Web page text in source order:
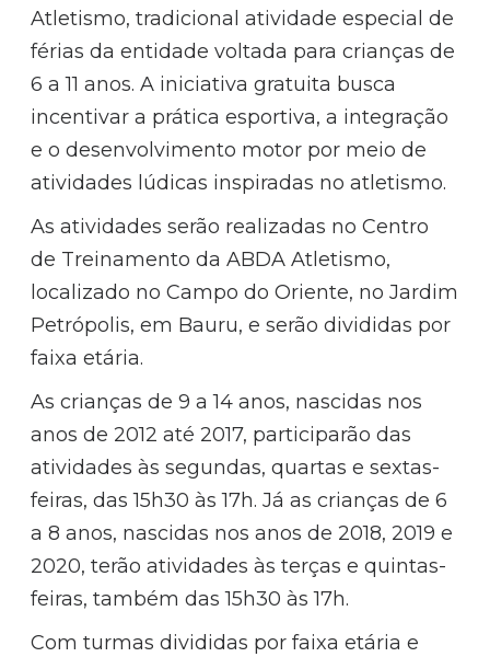
Atletismo, tradicional atividade especial de
férias da entidade voltada para crianças de
6 a 11 anos. A iniciativa gratuita busca
incentivar a prática esportiva, a integração
e o desenvolvimento motor por meio de
atividades lúdicas inspiradas no atletismo.
As atividades serão realizadas no Centro
de Treinamento da ABDA Atletismo,
localizado no Campo do Oriente, no Jardim
Petrópolis, em Bauru, e serão divididas por
faixa etária.
As crianças de 9 a 14 anos, nascidas nos
anos de 2012 até 2017, participarão das
atividades às segundas, quartas e sextas-
feiras, das 15h30 às 17h. Já as crianças de 6
a 8 anos, nascidas nos anos de 2018, 2019 e
2020, terão atividades às terças e quintas-
feiras, também das 15h30 às 17h.
Com turmas divididas por faixa etária e